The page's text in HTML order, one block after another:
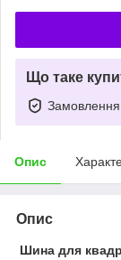
Що таке
Замовлення
Опис
Опис
Шина для